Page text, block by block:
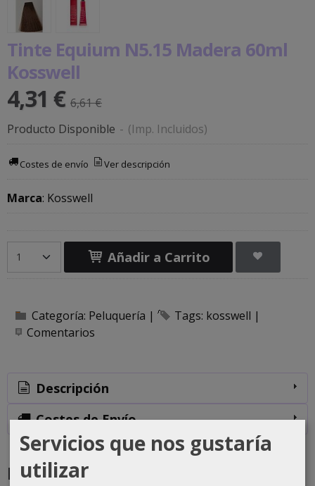
Tinte Equium N5.15 Madera 60ml
Kosswell
4,31 € 6,61 €
Producto Disponible - (Imp. Incluidos)
Costes de envío Ver descripción
Marca: Kosswell
Añadir a Carrito
Categoría: Peluquería | Tags: kosswell |
Comentarios
Descripción
Costes de Envío
Productos Relacionados
Servicios que nos gustaría
utilizar